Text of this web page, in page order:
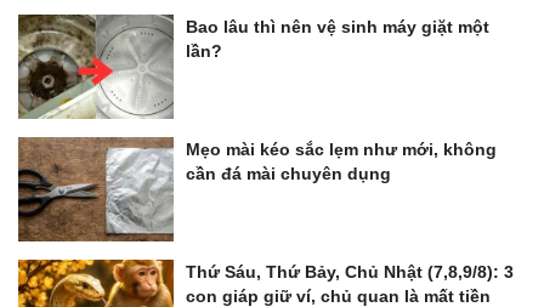
Bao lâu thì nên vệ sinh máy giặt một
lần?
Mẹo mài kéo sắc lẹm như mới, không
cần đá mài chuyên dụng
Thứ Sáu, Thứ Bảy, Chủ Nhật (7,8,9/8): 3
con giáp giữ ví, chủ quan là mất tiền